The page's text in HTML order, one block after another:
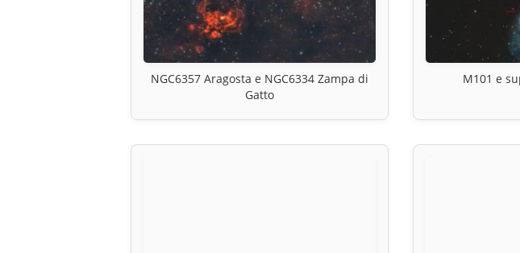
NGC6357 Aragosta e NGC6334 Zampa di
Gatto
M101 e